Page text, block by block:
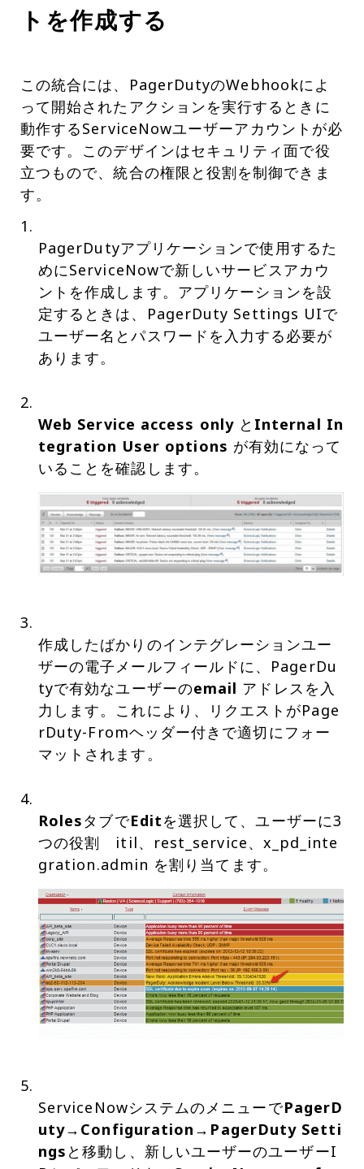
トを作成する
この統合には、PagerDutyのWebhookによ
って開始されたアクションを実行するときに
動作するServiceNowユーザーアカウントが必
要です。このデザインはセキュリティ面で役
立つもので、統合の権限と役割を制御できま
す。
PagerDutyアプリケーションで使用するた
めにServiceNowで新しいサービスアカウ
ントを作成します。アプリケーションを設
定するときは、PagerDuty Settings UIで
ユーザー名とパスワードを入力する必要が
あります。
Web Service access onlyと Internal In
tegration User options が有効になって
作成したばかりのインテグレーションユー
ザーの電子メールフィールドに、PagerDu
tyで有効なユーザーのemail アドレスを入
力します。これにより、リクエストがPage
rDuty-Fromヘッダー付きで適切にフォー
マットされます。
RolesタブでEditを選択して、ユーザーに3
つの役割 itil、rest_service、x_pd_inte
ServiceNowシステムのメニューでPagerD
uty→Configuration→PagerDuty Setti
ngs と移動し、新しいユーザーのユーザーI